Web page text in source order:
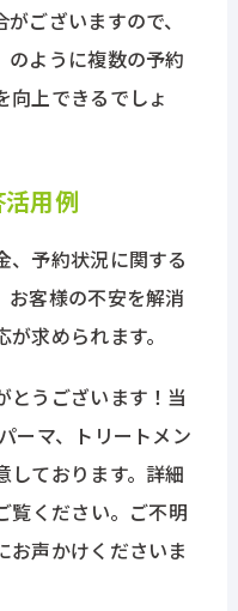
18:00
ございますので、
のように複数の予約
向上できるでしょ
用例
、予約状況に関する
お客様の不安を解消
求められます。
とうございます！当
ーマ、トリートメン
しております。詳細
覧ください。ご不明
お声かけくださいま